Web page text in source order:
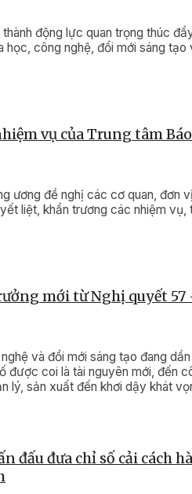
động lực quan trọng thúc
học, công nghệ, đổi mới sáng
vụ của Trung tâm
ương đề nghị các cơ quan, đơn
liệt, khẩn trương các nhiệm vụ,
mới từ Nghị quyết 57
và đổi mới sáng tạo đang
được coi là tài nguyên mới, đến
lý, sản xuất đến khơi dậy khát
đấu đưa chỉ số cải cách